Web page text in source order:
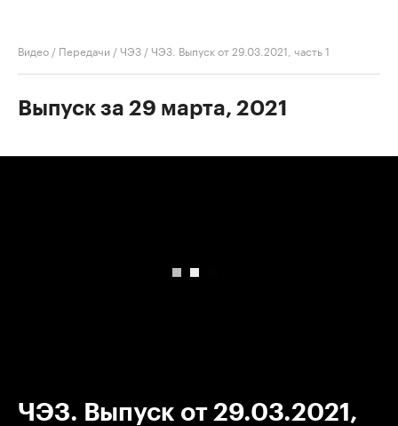
Видео / Передачи /ЧЭЗ /ЧЭЗ. Выпуск от 29.03.2021, часть 1
Выпуск за 29 марта, 2021
ЧЭЗ. Выпуск от 29.03.2021,